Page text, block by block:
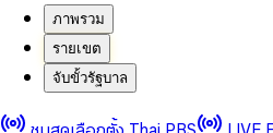
ภาพรวม
รายเขต
จับขั้วรัฐบาล
00